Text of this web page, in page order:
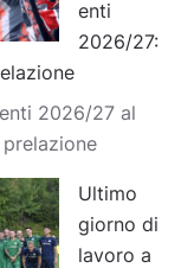
enti
2026/27:
2026/27 al
Ultimo
giorno di
lavoro a